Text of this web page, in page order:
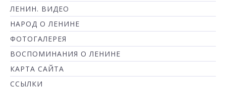
ЛЕНИН. ВИДЕО
НАРОД О ЛЕНИНЕ
ФОТОГАЛЕРЕЯ
ВОСПОМИНАНИЯ О ЛЕНИНЕ
КАРТА САЙТА
ССЫЛКИ